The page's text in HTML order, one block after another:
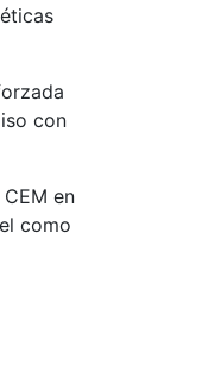
con
en
como